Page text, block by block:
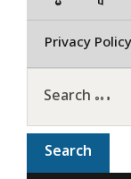
Privacy Policy